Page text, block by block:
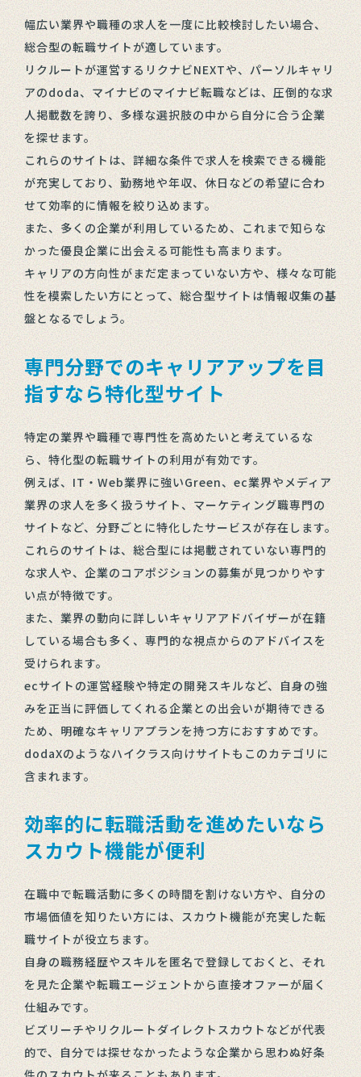
幅広い業界や職種の求人を一度に比較検討したい場合、
総合型の転職サイトが適しています。
リクルートが運営するリクナビNEXTや、パーソルキャリ
アのdoda、マイナビのマイナビ転職などは、圧倒的な求
人掲載数を誇り、多様な選択肢の中から自分に合う企業
を探せます。
これらのサイトは、詳細な条件で求人を検索できる機能
が充実しており、勤務地や年収、休日などの希望に合わ
せて効率的に情報を絞り込めます。
また、多くの企業が利用しているため、これまで知らな
かった優良企業に出会える可能性も高まります。
キャリアの方向性がまだ定まっていない方や、様々な可能
性を模索したい方にとって、総合型サイトは情報収集の基
盤となるでしょう。
専門分野でのキャリアアップを目
指すなら特化型サイト
特定の業界や職種で専門性を高めたいと考えているな
ら、特化型の転職サイトの利用が有効です。
例えば、IT・Web業界に強いGreen、ec業界やメディア
業界の求人を多く扱うサイト、マーケティング職専門の
サイトなど、分野ごとに特化したサービスが存在します。
これらのサイトは、総合型には掲載されていない専門的
な求人や、企業のコアポジションの募集が見つかりやす
い点が特徴です。
また、業界の動向に詳しいキャリアアドバイザーが在籍
している場合も多く、専門的な視点からのアドバイスを
受けられます。
ecサイトの運営経験や特定の開発スキルなど、自身の強
みを正当に評価してくれる企業との出会いが期待できる
ため、明確なキャリアプランを持つ方におすすめです。
dodaXのようなハイクラス向けサイトもこのカテゴリに
含まれます。
効率的に転職活動を進めたいなら
スカウト機能が便利
在職中で転職活動に多くの時間を割けない方や、自分の
市場価値を知りたい方には、スカウト機能が充実した転
職サイトが役立ちます。
自身の職務経歴やスキルを匿名で登録しておくと、それ
を見た企業や転職エージェントから直接オファーが届く
仕組みです。
ビズリーチやリクルートダイレクトスカウトなどが代表
的で、自分では探せなかったような企業から思わぬ好条